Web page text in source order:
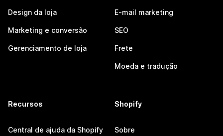
Design da loja
Marketing e conversão
Gerenciamento de loja
E-mail marketing
SEO
Frete
Moeda e tradução
Recursos
Central de ajuda da Shopify
Shopify
Sobre